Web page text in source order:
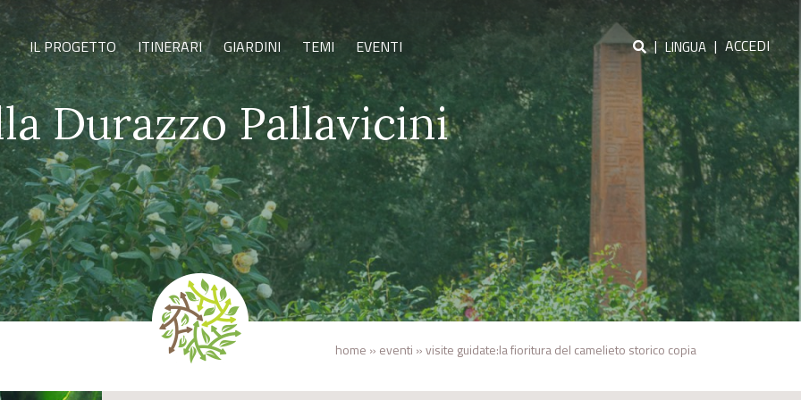
IL PROGETTO ITINERARI GIARDINI TEMI EVENTI | LINGUA | ACCEDI
Durazzo Pallavicini
home » eventi »visite guidate:la fioritura del camelieto storico copia